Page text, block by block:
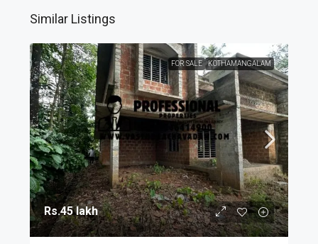
Similar Listings
FOR SALE KOTHAMANGALAM
Rs.45 lakh